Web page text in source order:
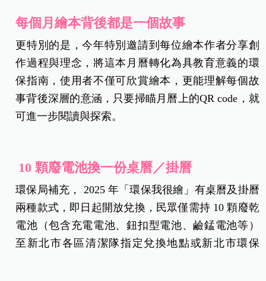
每個月繪本背後都是一個故事
更特別的是，今年特別邀請到每位繪本作者分享創
作過程與理念，將這本月曆轉化為具教育意義的環
保指南，使用者不僅可欣賞繪本，更能理解每個故
事背後深層的意涵，只要掃瞄月曆上的QR code，就
可進一步閱讀與探索。
10 顆廢電池換一份桌曆／掛曆
環保局補充， 2025 年「環保我很繪」有桌曆及掛曆
兩種款式，即日起開放兌換，民眾僅需持 10 顆廢乾
電池（包含充電電池、鈕扣型電池、鹼錳電池等）
至新北市各區清潔隊指定兌換地點或新北市環保